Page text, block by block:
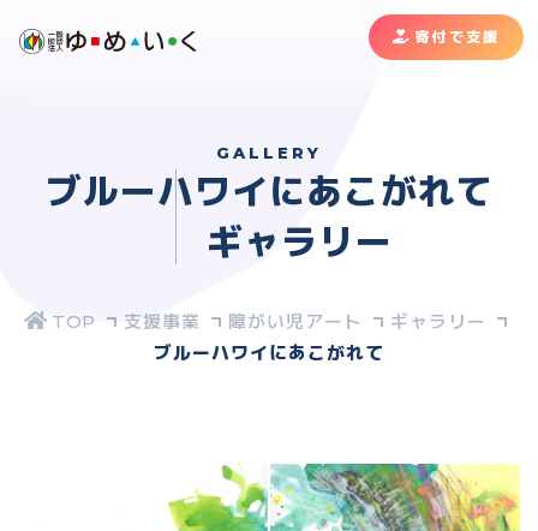
寄付で支援
GALLERY
ブルーハワイにあこがれて
ギャラリー
支援事業 障がい児アート
ギャラリー
ブルーハワイにあこがれて